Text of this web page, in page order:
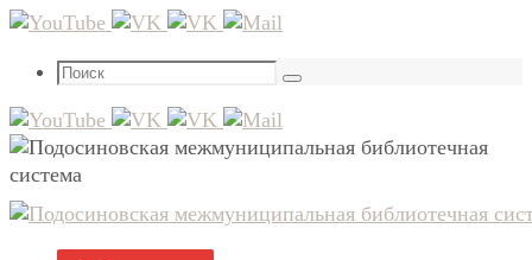
Перейти
содержимому
Что
Поиск